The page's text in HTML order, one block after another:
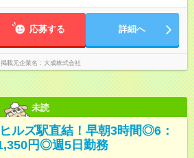
応募する 詳細へ
掲載元企業名 大成株式会社
未読
ルズ駅直結！早朝3時間◎6：
円◎週5日勤務